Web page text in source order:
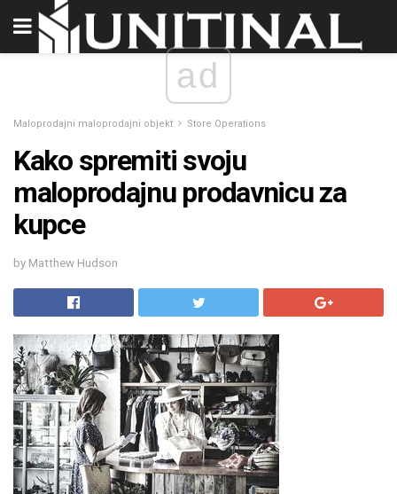
ad
Maloprodajni maloprodajni objekt Store Operations
Kako spremiti svoju
maloprodajnu prodavnicu za
kupce
by Matthew Hudson